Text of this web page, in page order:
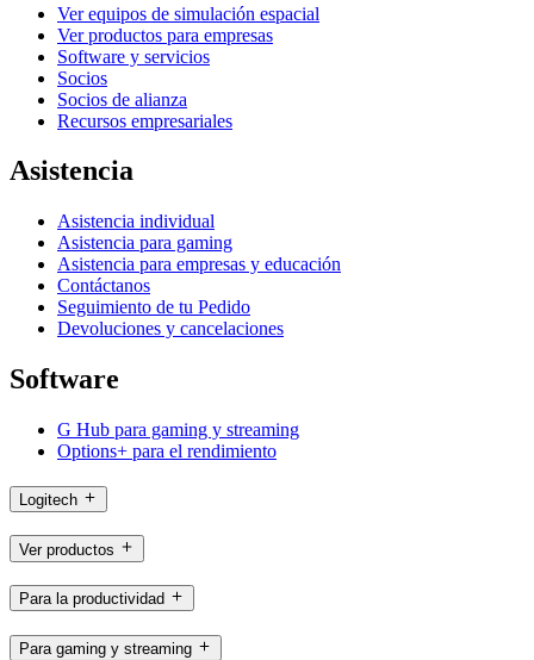
Ver equipos de simulación espacial
Ver productos para empresas
Software y servicios
Socios
Socios de alianza
Recursos empresariales
Asistencia
Asistencia individual
Asistencia para gaming
Asistencia para empresas y educación
Contáctanos
Seguimiento de tu Pedido
Devoluciones y cancelaciones
Software
G Hub para gaming y streaming
Options+ para el rendimiento
Logitech
Ver productos
Para la productividad
Para gaming y streaming